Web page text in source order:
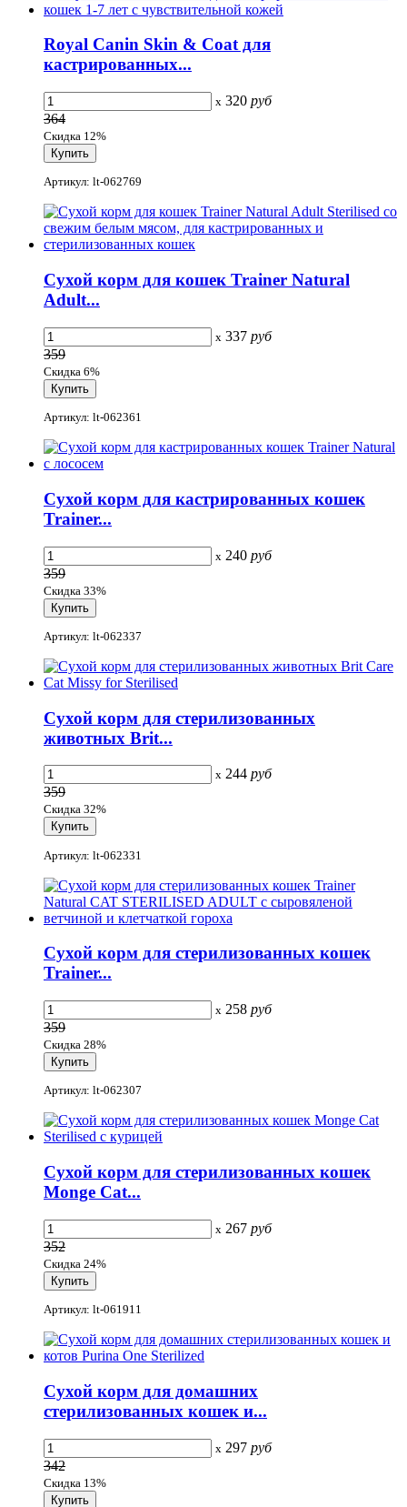
Royal Canin Skin & Coat для
кастрированных...
x 320 руб
364
Скидка 12%
Артикул: lt-062769
Сухой корм для кошек Trainer Natural
Adult...
x 337 руб
359
Скидка 6%
Артикул: lt-062361
Сухой корм для кастрированных кошек
Trainer...
x 240 руб
359
Скидка 33%
Артикул: lt-062337
Сухой корм для стерилизованных
животных Brit...
x 244 руб
359
Скидка 32%
Артикул: lt-062331
Сухой корм для стерилизованных кошек
Trainer...
x 258 руб
359
Скидка 28%
Артикул: lt-062307
Сухой корм для стерилизованных кошек
Monge Cat...
x 267 руб
352
Скидка 24%
Артикул: lt-061911
Сухой корм для домашних
стерилизованных кошек и...
x 297 руб
342
Скидка 13%